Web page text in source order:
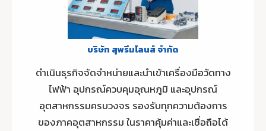
บริษัท สุพรีมไลนส์ จำกัด
ดำเนินธุรกิจจัดจำหน่ายและนำเข้าเครื่องมือวัดทาง
ไฟฟ้า อุปกรณ์ควบคุมอุณหภูมิ และอุปกรณ์
อุตสาหกรรมครบวงจร รองรับทุกความต้องการ
ของภาคอุตสาหกรรม ในราคาคุ้มค่าและเชื่อถือได้